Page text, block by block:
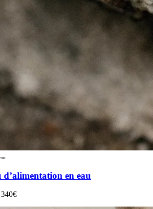
d’alimentation en eau